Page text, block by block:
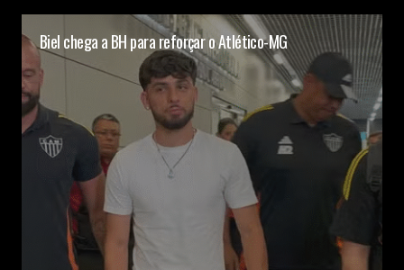
Biel chega a BH para reforçar o Atlético-MG